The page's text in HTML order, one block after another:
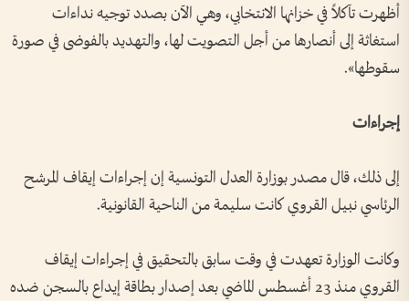
أظهرت تآكلاً في خزانها الانتخابي، وهي الآن بصدد توجيه نداءات
استغاثة إلى أنصارها من أجل التصويت لها، والتهديد بالفوضى في صورة
سقوطها».
إجراءات
إلى ذلك، قال مصدر بوزارة العدل التونسية إن إجراءات إيقاف المرشح
الرئاسي نبيل القروي كانت سليمة من الناحية القانونية.
وكانت الوزارة تعهدت في وقت سابق بالتحقيق في إجراءات إيقاف
القروي منذ 23 أغسطس الماضي بعد إصدار بطاقة إيداع بالسجن ضده